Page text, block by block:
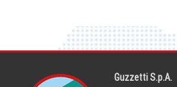
Guzzetti S.p.A.